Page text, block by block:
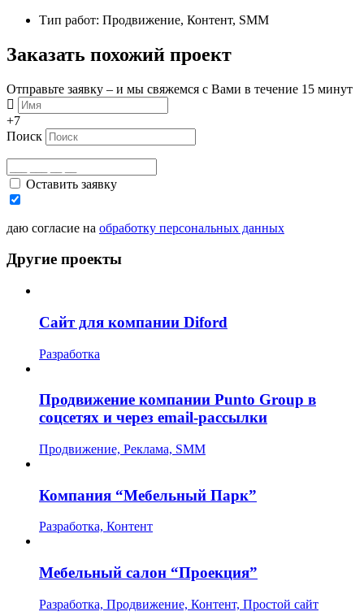
Тип работ: Продвижение, Контент, SMM
Заказать похожий проект
Отправьте заявку – и мы свяжемся с Вами в течение 15 минут
+7
Поиск
Оставить заявку
даю согласие на обработку персональных данных
Другие проекты
Сайт для компании Diford
Разработка
Продвижение компании Punto Group в
соцсетях и через email-рассылки
Продвижение, Реклама, SMM
Компания “Мебельный Парк”
Разработка, Контент
Мебельный салон “Проекция”
Разработка, Продвижение, Контент, Простой сайт